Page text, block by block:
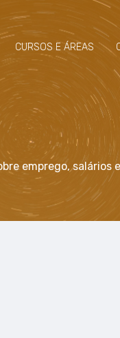
CURSOS E ÁREAS
emprego, salários